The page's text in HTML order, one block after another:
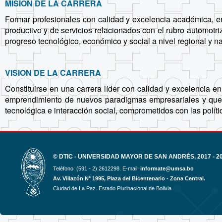
MISION DE LA CARRERA
Formar profesionales con calidad y excelencia académica,
productivo y de servicios relacionados con el rubro
progreso tecnológico, económico y social a nivel regional y
VISION DE LA CARRERA
Constituirse en una carrera líder con calidad y excelencia
emprendimiento de nuevos paradigmas empresariales y
tecnológica e interacción social, comprometidos con las
© DTIC - UNIVERSIDAD MAYOR DE SAN ANDRÉS, 2017 -
Teléfono: (591 - 2) 2612298. E-mail: informate@umsa.bo
Av. Villazón N° 1995, Plaza del Bicentenario - Zona Central.
Ciudad de La Paz. Estado Plurinacional de Bolivia